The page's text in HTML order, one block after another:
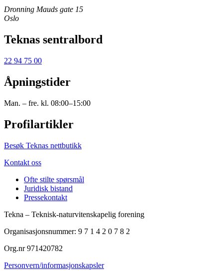
Dronning Mauds gate 15
Oslo
Teknas sentralbord
22 94 75 00
Åpningstider
Man. – fre. kl. 08:00–15:00
Profilartikler
Besøk Teknas nettbutikk
Kontakt oss
Ofte stilte spørsmål
Juridisk bistand
Pressekontakt
Tekna – Teknisk-naturvitenskapelig forening
Organisasjonsnummer: 9 7 1 4 2 0 7 8 2
Org.nr 971420782
Personvern/informasjonskapsler